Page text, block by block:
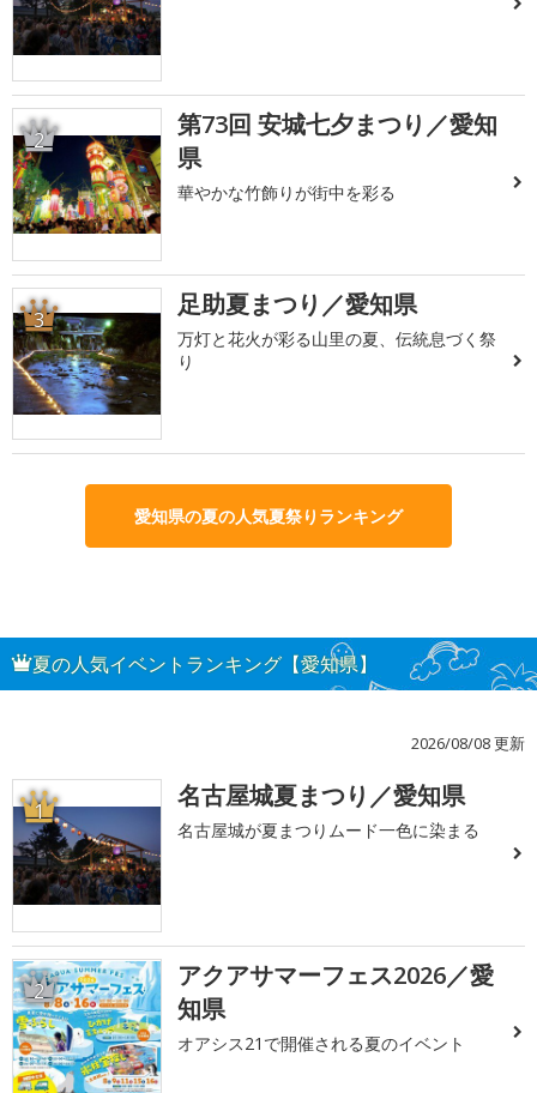
2
第73回 安城七夕まつり／愛知
県
華やかな竹飾りが街中を彩る
3 足助夏まつり／愛知県
万灯と花火が彩る山里の夏、伝統息づく祭
り
愛知県の夏の人気夏祭りランキング
夏の人気イベントランキング【愛知県】
2026/08/08 更新
1 名古屋城夏まつり／愛知県
名古屋城が夏まつりムード一色に染まる
2
アクアサマーフェス2026／愛
知県
オアシス21で開催される夏のイベント